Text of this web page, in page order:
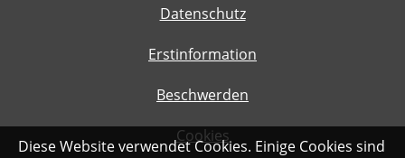
Datenschutz
Erstinformation
Beschwerden
Cookies
Diese Website verwendet Cookies. Einige Cookies sind